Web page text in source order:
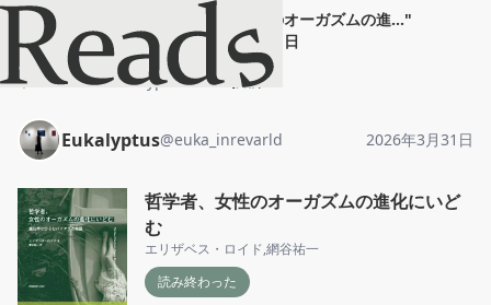
哲学者、女性のオーガズムの進..."
2026年3月31日
ホーム
Eukalyptus 投稿
Eukalyptus@euka_inrevarld 2026年3月31日
哲学者、女性のオーガズムの進化にいど
む
エリザベス・ロイド,網谷祐一
読み終わった